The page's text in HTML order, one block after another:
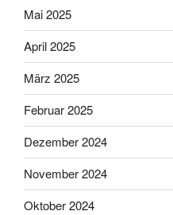
Mai 2025
April 2025
März 2025
Februar 2025
Dezember 2024
November 2024
Oktober 2024